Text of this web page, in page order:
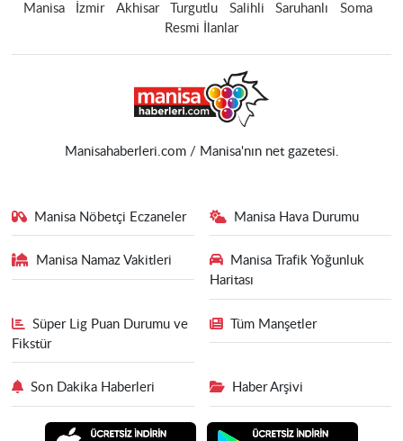
Manisa İzmir Akhisar Turgutlu Salihli Saruhanlı
Soma
Resmi İlanlar
Manisahaberleri.com / Manisa'nın net gazetesi.
Manisa Nöbetçi Eczaneler Manisa Hava Durumu
Manisa Namaz Vakitleri
Manisa Trafik Yoğunluk
Haritası
Süper Lig Puan Durumu ve
Fikstür
Tüm Manşetler
Son Dakika Haberleri Haber Arşivi